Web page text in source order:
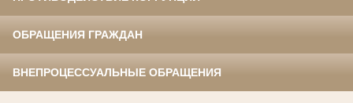
ОБРАЩЕНИЯ ГРАЖДАН
ВНЕПРОЦЕССУАЛЬНЫЕ ОБРАЩЕНИЯ